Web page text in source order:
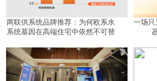
两联供系统品牌推荐：为何欧系水
系统基因在高端住宅中依然不可替
一场只